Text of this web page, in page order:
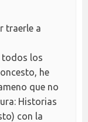
traerle a
todos los
he
que no
Historias
con la